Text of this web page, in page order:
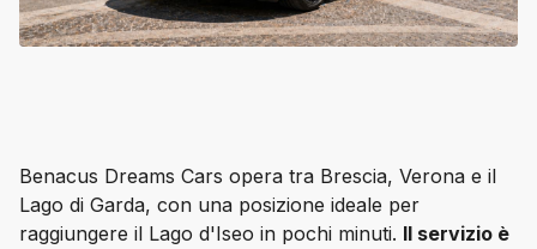
Benacus Dreams Cars opera tra Brescia, Verona e il
Lago di Garda, con una posizione ideale per
raggiungere il Lago d'Iseo in pochi minuti. Il servizio è